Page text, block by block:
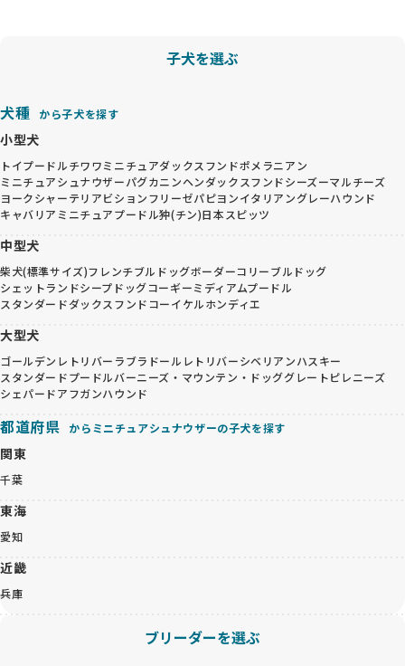
子犬を選ぶ
犬種 から子犬を探す
小型犬
トイプードルチワワミニチュアダックスフンドポメラニアン
ミニチュアシュナウザーパグカニンヘンダックスフンドシーズーマルチーズ
ヨークシャーテリアビションフリーゼパピヨンイタリアングレーハウンド
キャバリア ミニチュアプードル狆(チン)日本スピッツ
中型犬
柴犬(標準サイズ)フレンチブルドッグボーダーコリーブルドッグ
シェットランドシープドッグコーギーミディアムプードル
スタンダードダックスフンドコーイケルホンディエ
大型犬
ゴールデンレトリバー ラブラドールレトリバーシベリアンハスキー
スタンダードプードルバーニーズ・マウンテン・ドッググレートピレニーズ
シェパードアフガンハウンド
都道府県 からミニチュアシュナウザーの子犬を探す
関東
千葉
東海
愛知
近畿
兵庫
ブリーダーを選ぶ